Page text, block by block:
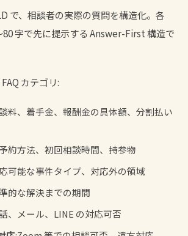
で、相談者の実際の質問を構造化。各
80 字で先に提示する Answer-First 構造で
カテゴリ:
料、着手金、報酬金の具体額、分割払い
約方法、初回相談時間、持参物
可能な事件タイプ、対応外の領域
的な解決までの期間
、メール、LINE の対応可否